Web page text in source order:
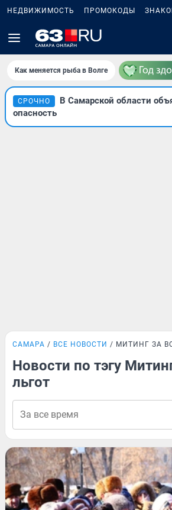
НЕДВИЖИМОСТЬ ПРОМОКОДЫ
Как меняется рыба в Волге
СРОЧНО
В Самарской области
опасность
САМАРА ВСЕ НОВОСТИ МИТИНГ ЗА
Новости по тэгу
льгот